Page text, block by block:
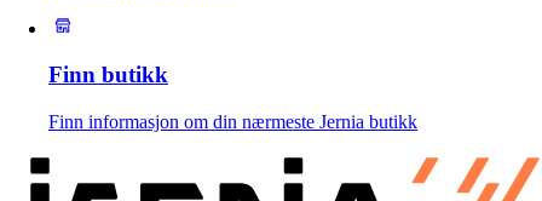
Finn butikk
Finn informasjon om din nærmeste Jernia butikk